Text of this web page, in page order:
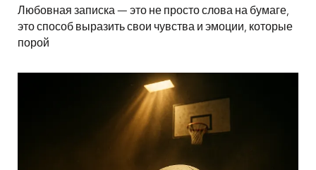
Любовная записка — это не просто слова на бумаге,
это способ выразить свои чувства и эмоции, которые
порой